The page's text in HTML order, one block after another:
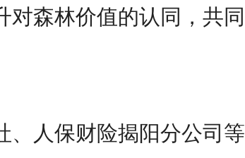
对森林价值的认同，共
人保财险揭阳分公司